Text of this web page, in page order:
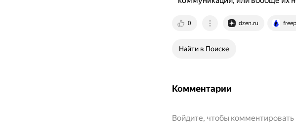
0 dzen.ru
Найти в Поиске
Комментарии
Войдите, чтобы комментировать